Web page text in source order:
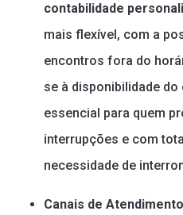
contabilidade
mais flexível, com a
encontros fora do
se à disponibilidade
essencial para quem
interrupções e com
necessidade de
Canais de